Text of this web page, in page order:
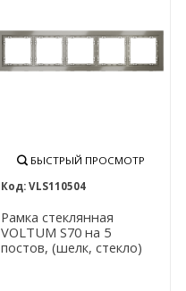
БЫСТРЫЙ ПРОСМОТР
VLS110504
Рамка стеклянная
VOLTUM S70 на 5
постов, (шелк, стекло)